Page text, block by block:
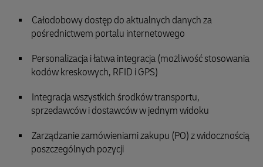
Całodobowy dostęp do aktualnych danych za
pośrednictwem portalu internetowego
Personalizacja i łatwa integracja (możliwość stosowania
kodów kreskowych, RFID i GPS)
Integracja wszystkich środków transportu,
sprzedawców i dostawców w jednym widoku
Zarządzanie zamówieniami zakupu (PO) z widocznością
poszczególnych pozycji